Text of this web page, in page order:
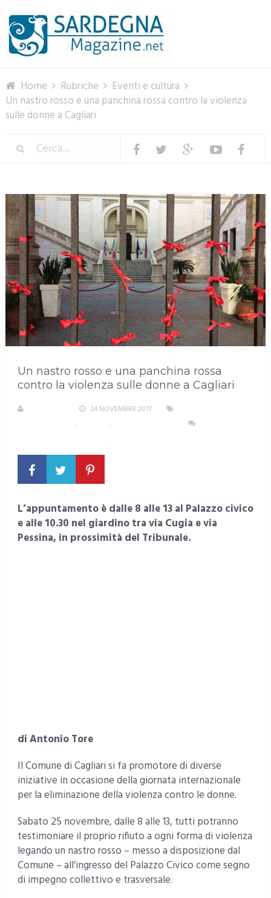
Home Rubriche
Eventi e cultura
Un nastro rosso e una panchina rossa contro la violenza
sulle donne a Cagliari
Un nastro rosso e una panchina rossa
contro la violenza sulle donne a Cagliari
24 NOVEMBRE 2017
, ,
L’appuntamento è dalle 8 alle 13 al Palazzo civico
e alle 10.30 nel giardino tra via Cugia e via
Pessina, in prossimità del Tribunale.
di Antonio Tore
Il Comune di Cagliari si fa promotore di diverse
iniziative in occasione della giornata internazionale
per la eliminazione della violenza contro le donne.
Sabato 25 novembre, dalle 8 alle 13, tutti potranno
testimoniare il proprio rifiuto a ogni forma di violenza
legando un nastro rosso – messo a disposizione dal
Comune – all’ingresso del Palazzo Civico come segno
di impegno collettivo e trasversale.